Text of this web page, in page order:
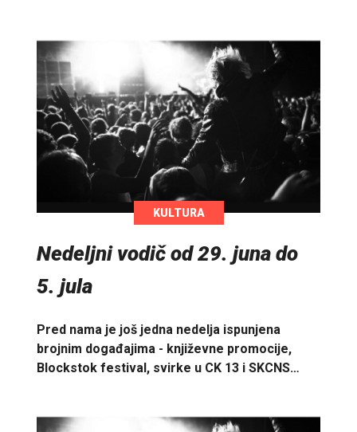
KULTURA
Nedeljni vodič od 29. juna do
5. jula
Pred nama je još jedna nedelja ispunjena
brojnim događajima - književne promocije,
Blockstok festival, svirke u CK 13 i SKCNS…